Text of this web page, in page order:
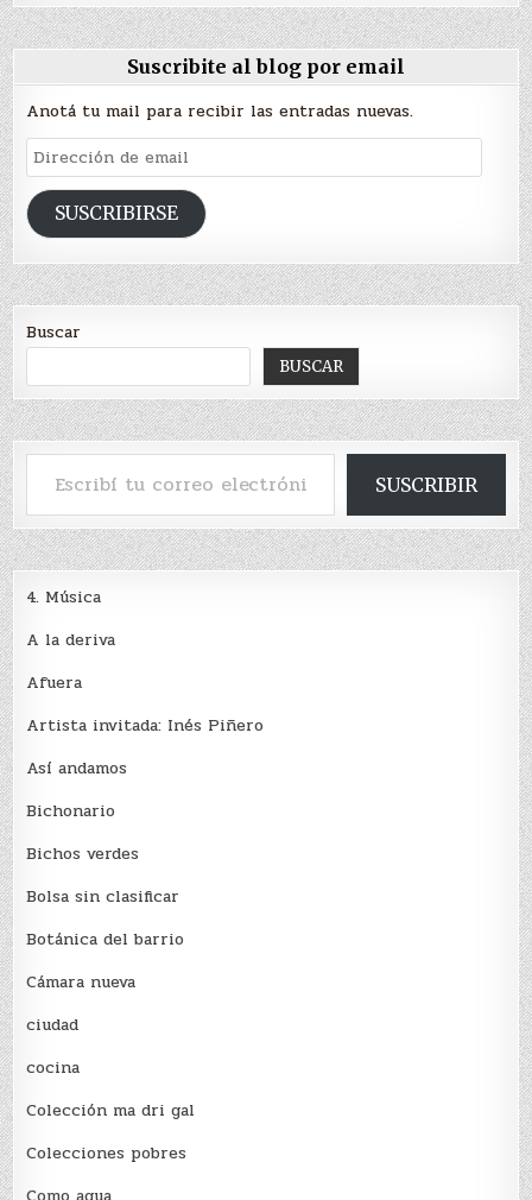
Suscribite al blog por email
Anotá tu mail para recibir las entradas nuevas.
Dirección
de
emailSUSCRIBIRSE
Buscar
BUSCAR
Escribí tu correo electrónico…
SUSCRIBIR
4. Música
A la deriva
Afuera
Artista invitada: Inés Piñero
Así andamos
Bichonario
Bichos verdes
Bolsa sin clasificar
Botánica del barrio
Cámara nueva
ciudad
cocina
Colección ma dri gal
Colecciones pobres